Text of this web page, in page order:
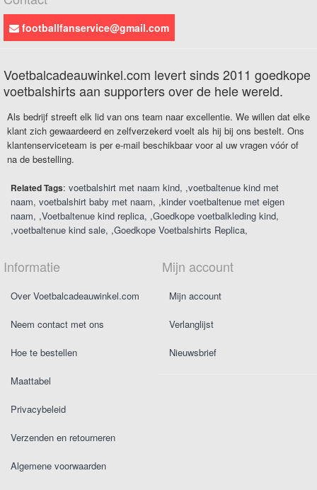
footballfanservice@gmail.com
Voetbalcadeauwinkel.com levert sinds 2011 goedkope
voetbalshirts aan supporters over de hele wereld.
Als bedrijf streeft elk lid van ons team naar excellentie. We willen dat elke
klant zich gewaardeerd en zelfverzekerd voelt als hij bij ons bestelt. Ons
klantenserviceteam is per e-mail beschikbaar voor al uw vragen vóór of
na de bestelling.
Related Tags: voetbalshirt met naam kind ,voetbaltenue kind met
naam voetbalshirt baby met naam ,kinder voetbaltenue met eigen
naam ,Voetbaltenue kind replica ,Goedkope voetbalkleding kind
,voetbaltenue kind sale ,Goedkope Voetbalshirts Replica
Informatie
Over Voetbalcadeauwinkel.com
Neem contact met ons
Hoe te bestellen
Maattabel
Privacybeleid
Verzenden en retourneren
Algemene voorwaarden
Mijn account
Mijn account
Verlanglijst
Nieuwsbrief